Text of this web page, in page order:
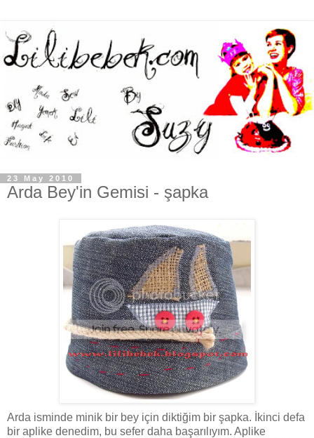
23 May 2010
Arda Bey'in Gemisi - şapka
Arda isminde minik bir bey için diktiğim bir şapka. İkinci defa
bir aplike denedim, bu sefer daha başarılıyım. Aplike